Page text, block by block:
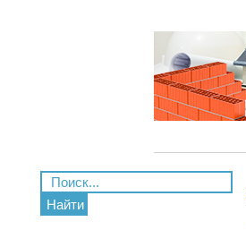
Найти